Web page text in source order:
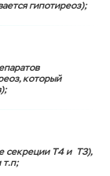
гипотиреоз);
который
секреции Т4 и Т3),
т.п;